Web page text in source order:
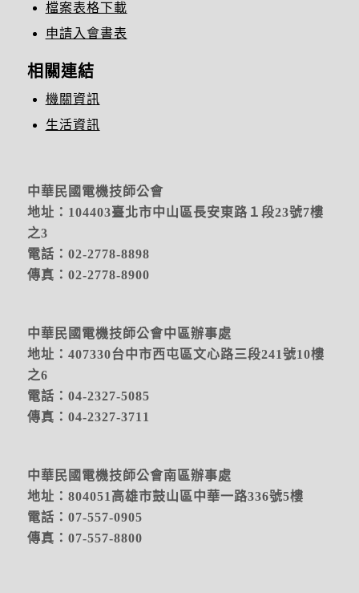
檔案表格下載
申請入會書表
相關連結
機關資訊
生活資訊
中華民國電機技師公會
地址：104403臺北市中山區長安東路１段23號7樓
之3
電話：02-2778-8898
傳真：02-2778-8900
中華民國電機技師公會中區辦事處
地址： 407330台中市西屯區文心路三段241號10樓
之6
電話：04-2327-5085
傳真：04-2327-3711
中華民國電機技師公會南區辦事處
地址：804051高雄市鼓山區中華一路336號5樓
電話：07-557-0905
傳真：07-557-8800